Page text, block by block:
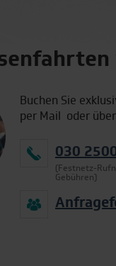
Buchen Sie
per Mail oder
030
(Festnetz-
Gebühren)